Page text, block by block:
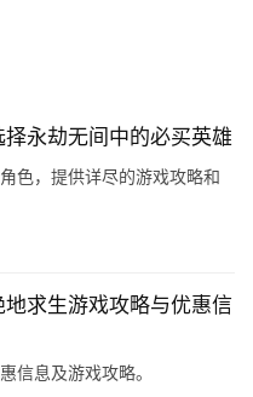
永劫无间中的必买英雄
色，提供详尽的游戏攻略和
求生游戏攻略与优惠信
信息及游戏攻略。